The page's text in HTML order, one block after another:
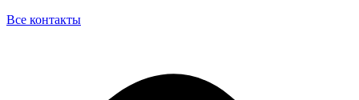
Все контакты